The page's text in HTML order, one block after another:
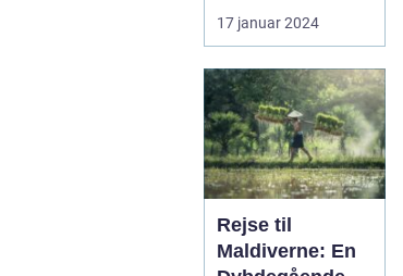
strande, frodige
rismarker og en u...
17 januar 2024
Rejse til
Maldiverne: En